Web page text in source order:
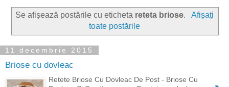
Se afișează postările cu eticheta reteta briose.
Afișați
toate postările
11 decembrie 2015
Briose cu dovleac
Retete Briose Cu Dovleac De Post - Briose Cu